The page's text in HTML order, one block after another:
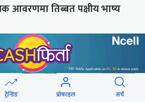
आवरणमा तिब्बत पक्षीय भाष्य
ट्रेन्डिङ प्रोफाइल सर्च